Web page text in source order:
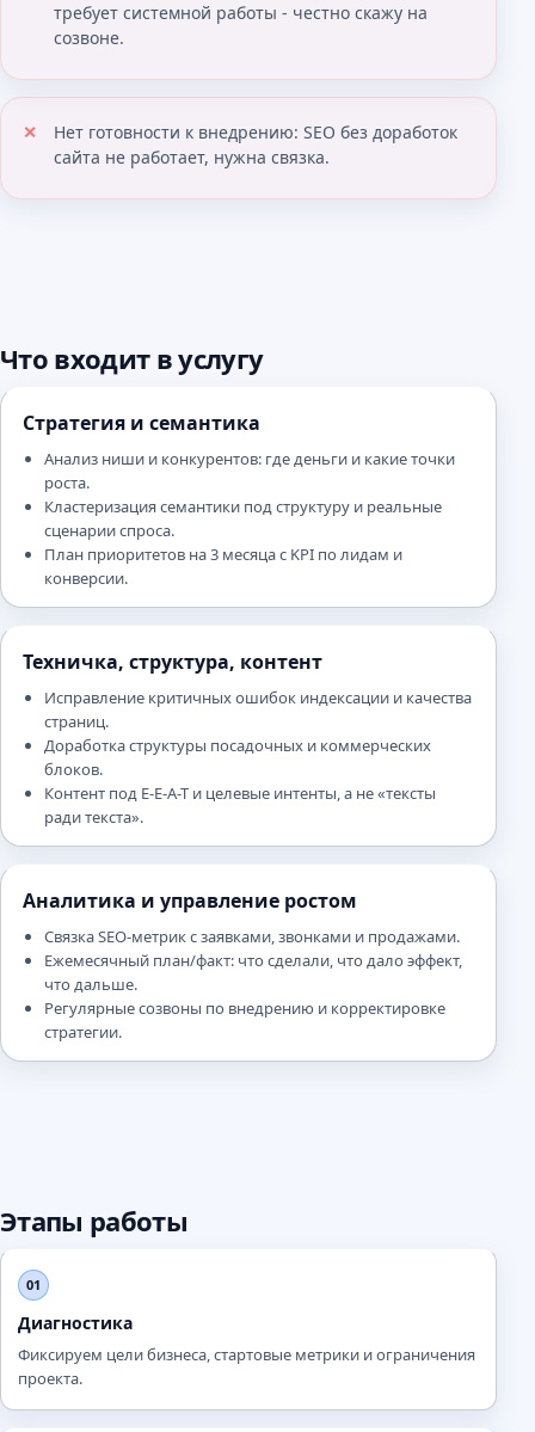
требует системной работы - честно скажу на
созвоне.
Нет готовности к внедрению: SEO без доработок
сайта не работает, нужна связка.
Что входит в услугу
Стратегия и семантика
Анализ ниши и конкурентов: где деньги и какие точки
роста.
Кластеризация семантики под структуру и реальные
сценарии спроса.
План приоритетов на 3 месяца с KPI по лидам и
конверсии.
Техничка, структура, контент
Исправление критичных ошибок индексации и качества
страниц.
Доработка структуры посадочных и коммерческих
блоков.
Контент под E-E-A-T и целевые интенты, а не «тексты
ради текста».
Аналитика и управление ростом
Связка SEO-метрик с заявками, звонками и продажами.
Ежемесячный план/факт: что сделали, что дало эффект,
что дальше.
Регулярные созвоны по внедрению и корректировке
стратегии.
Этапы работы
01
Диагностика
Фиксируем цели бизнеса, стартовые метрики и ограничения
проекта.